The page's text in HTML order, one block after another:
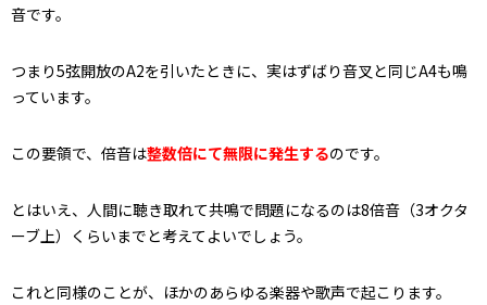
音です。
つまり5弦開放のA2を引いたときに、実はずばり音叉と同じA4も鳴
っています。
この要領で、倍音は整数倍にて無限に発生するのです。
とはいえ、人間に聴き取れて共鳴で問題になるのは8倍音（3オクタ
ーブ上）くらいまでと考えてよいでしょう。
これと同様のことが、ほかのあらゆる楽器や歌声で起こります。